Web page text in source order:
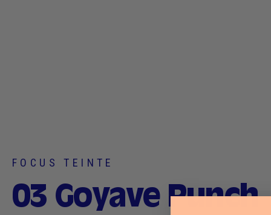
FOCUS TEINTE
03 Goyave Punch